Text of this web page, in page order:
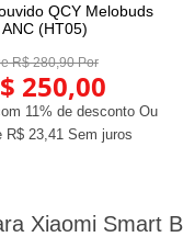
COMPRAR
QCY Melobuds
ANC (HT05)
R$ 280,90 Por
250,00
11% de desconto Ou
R$ 23,41 Sem juros
Xiaomi Smart